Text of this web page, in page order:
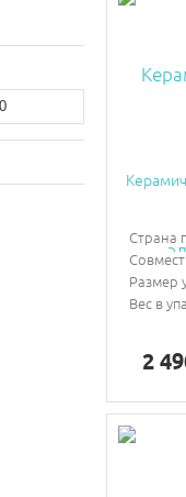
Страна
Размер
Вес в
2